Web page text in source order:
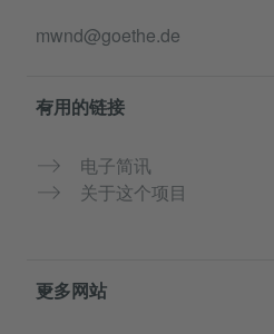
mwnd@goethe.de
有用的链接
电子简讯
关于这个项目
更多网站